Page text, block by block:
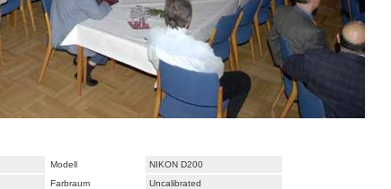
Modell
NIKON D200
Farbraum Uncalibrated